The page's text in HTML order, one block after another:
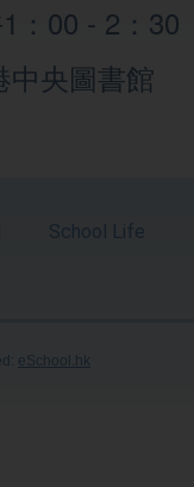
：00 - 2：30
中央圖書館
School Life
eSchool.hk